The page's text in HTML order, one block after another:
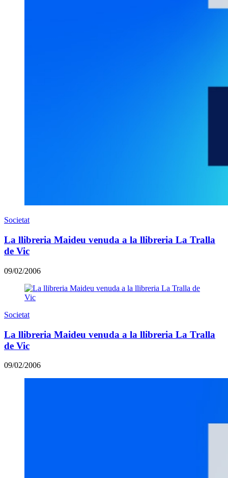
Societat
La llibreria Maideu venuda a la llibreria La Tralla
de Vic
09/02/2006
Societat
La llibreria Maideu venuda a la llibreria La Tralla
de Vic
09/02/2006